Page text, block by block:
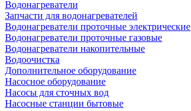
Водонагреватели
Запчасти для водонагревателей
Водонагреватели проточные электрические
Водонагреватели проточные газовые
Водонагреватели накопительные
Водоочистка
Дополнительное оборудование
Насосное оборудование
Насосы для сточных вод
Насосные станции бытовые